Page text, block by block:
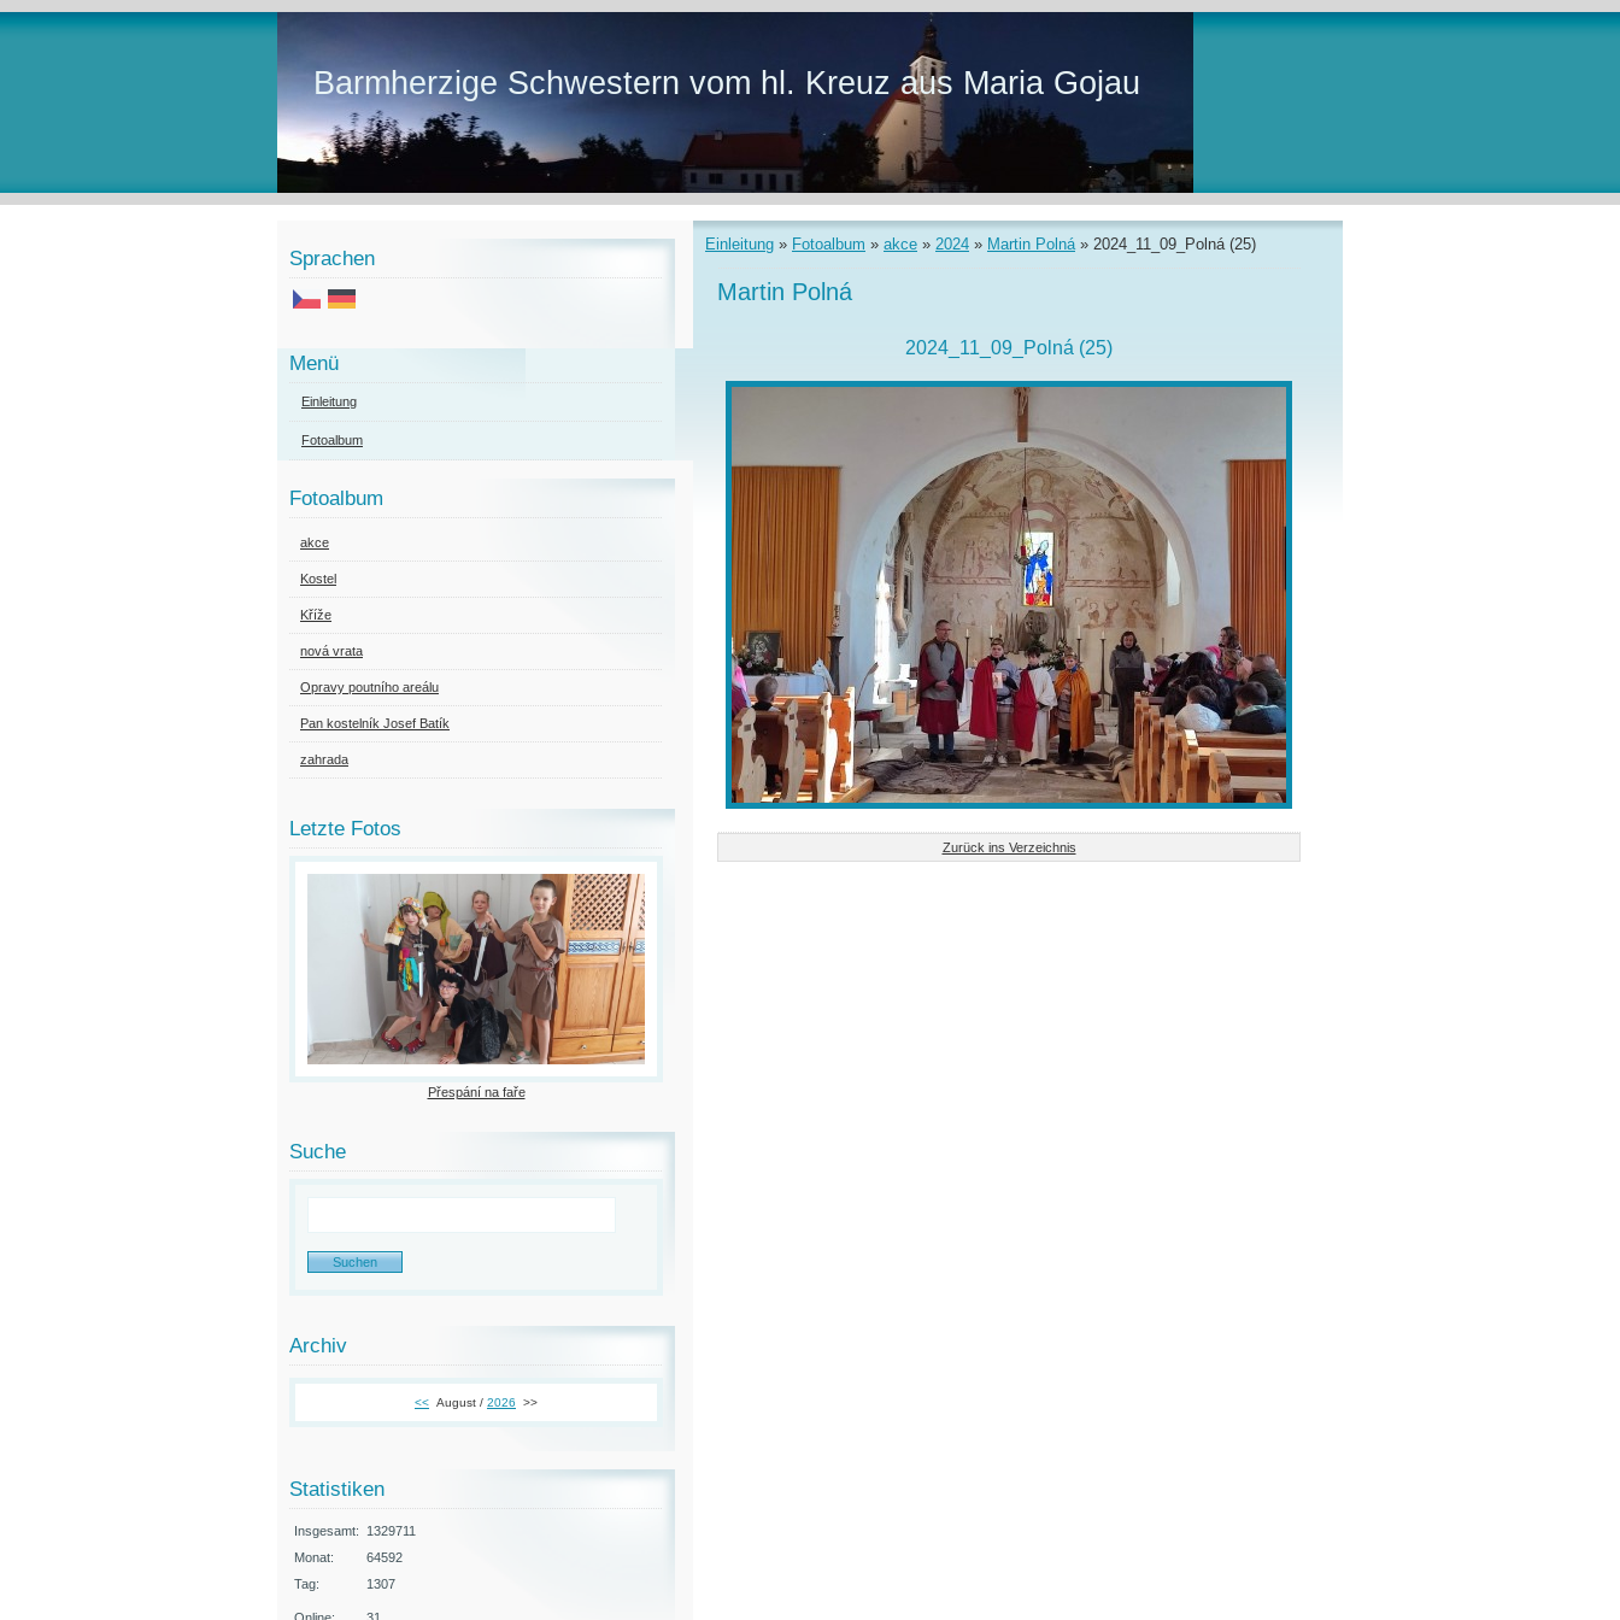
Barmherzige Schwestern vom hl. Kreuz aus Maria Gojau
Einleitung » Fotoalbum » akce » 2024 » Martin Polná» 2024_11_09_Polná (25)
Martin Polná
2024_11_09_Polná (25)
Zurück ins Verzeichnis
Sprachen
Menü
Einleitung
Fotoalbum
Fotoalbum
akce
Kostel
Kříže
nová vrata
Opravy poutního areálu
Pan kostelník Josef Batík
zahrada
Letzte Fotos
Přespání na faře
Suche
Archiv
<< August / 2026 >>
Statistiken
Insgesamt:
1329711
Monat:
64592
Tag:
1307